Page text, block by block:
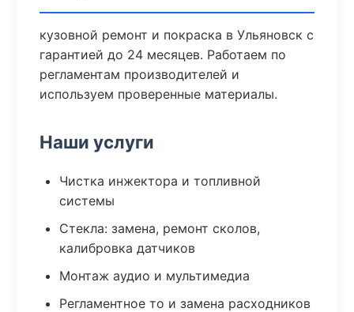
кузовной ремонт и покраска в Ульяновск с
гарантией до 24 месяцев. Работаем по
регламентам производителей и
используем проверенные материалы.
Наши услуги
Чистка инжектора и топливной
системы
Стекла: замена, ремонт сколов,
калибровка датчиков
Монтаж аудио и мультимедиа
Регламентное то и замена расходников